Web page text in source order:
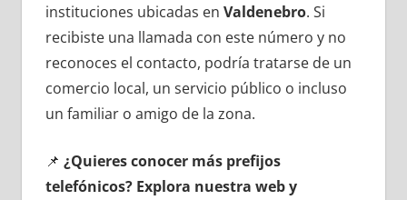
instituciones ubicadas en Valdenebro. Si
recibiste una llamada сοn еstе número у no
reconoces el contacto, podría tratarse dе un
comercio local, un servicio público ο incluso
un familiar ο amigo dе la zona.
📌 ¿Quieres conocer mа́s prefijos
telefónicos? Explora nuestra web у